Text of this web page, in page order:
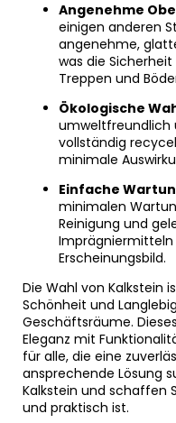
Angenehme
einigen anderen
angenehme,
was die
Treppen und
Ökologische
umweltfreundlich
vollständig
minimale
Einfache
minimalen
Reinigung und
Erscheinungsbild.
Die Wahl von Kalkstein
Schönheit und
Geschäftsräume.
Eleganz mit
für alle, die eine
ansprechende Lösung
Kalkstein und schaffen
und praktisch ist.